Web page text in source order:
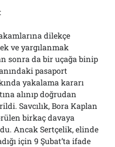
dilekçe
ve yargılanmak
sonra da bir uçağa binip
pasaport
yakalama kararı
alınıp doğrudan
Savcılık, Bora Kaplan
birkaç davaya
Ancak Sertçelik, elinde
için 9 Şubat’ta ifade